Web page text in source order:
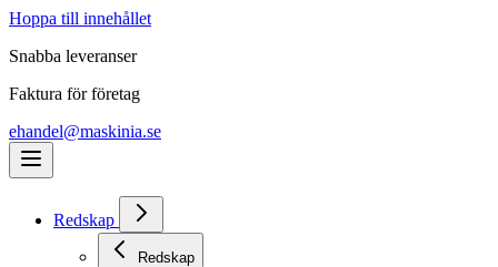
Hoppa till innehållet
Snabba leveranser
Faktura för företag
ehandel@maskinia.se
Redskap
Redskap